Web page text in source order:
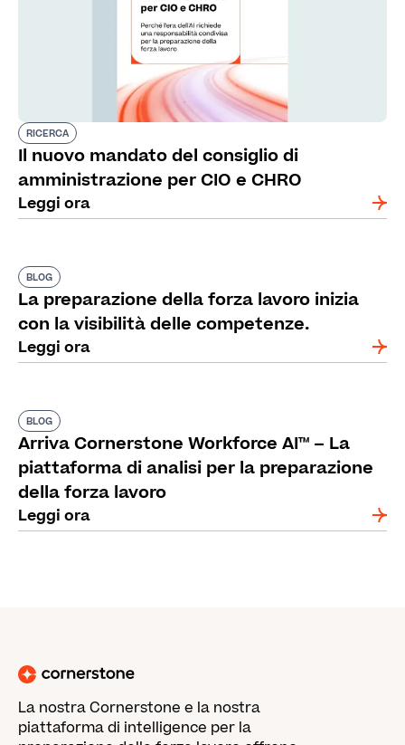
RICERCA
Il nuovo mandato del consiglio di
amministrazione per CIO e CHRO
Leggi ora
BLOG
La preparazione della forza lavoro inizia
con la visibilità delle competenze.
Leggi ora
BLOG
Arriva Cornerstone Workforce AI™ – La
piattaforma di analisi per la preparazione
della forza lavoro
Leggi ora
La nostra Cornerstone e la nostra
piattaforma di intelligence per la